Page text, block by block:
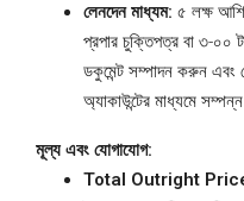
লেনদেন মাধ্যম: ৫ লক্ষ আশি
প্রপার চুক্তিপত্র বা ৩-০০
ডকুমেন্ট সম্পাদন করুন এবং
অ্যাকাউন্টের মাধ্যমে
মূল্য এবং যোগাযোগ:
Total Outright